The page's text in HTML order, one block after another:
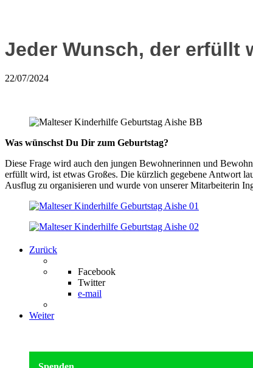
Jeder Wunsch, der erfüllt
22/07/2024
Was wünschst Du Dir zum Geburtstag?
Diese Frage wird auch den jungen Bewohnerinnen und
erfüllt wird, ist etwas Großes. Die kürzlich gegebene Antwort
Ausflug zu organisieren und wurde von unserer Mitarbeiterin
Zurück
Facebook
Twitter
e-mail
Weiter